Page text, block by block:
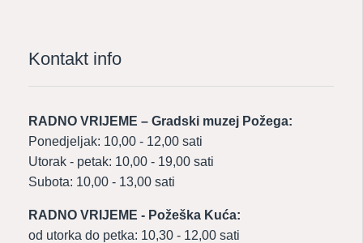
Kontakt info
RADNO VRIJEME – Gradski muzej Požega:
Ponedjeljak: 10,00 - 12,00 sati
Utorak - petak: 10,00 - 19,00 sati
Subota: 10,00 - 13,00 sati
RADNO VRIJEME - Požeška Kuća:
od utorka do petka: 10,30 - 12,00 sati